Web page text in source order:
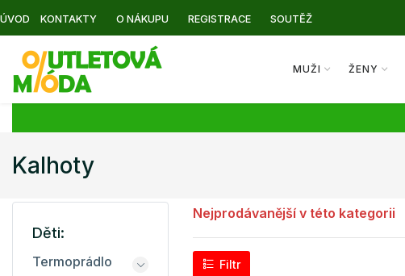
ÚVOD KONTAKTY O NÁKUPU REGISTRACE SOUTĚŽ
MUŽI ŽENY
Kalhoty
Nejprodávanější v této kategorii
Filtr
Děti:
Termoprádlo